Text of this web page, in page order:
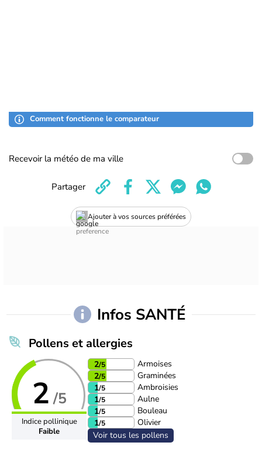
Comment fonctionne le comparateur
Recevoir la météo de ma ville
Ajouter à vos sources préférées
Partager
Infos SANTÉ
Pollens et allergies
2 /5
Indice pollinique
Faible
2/5
Armoises
2/5
Graminées
1/5
Ambroisies
1/5
Aulne
1/5
Bouleau
1/5
Olivier
Voir tous les pollens